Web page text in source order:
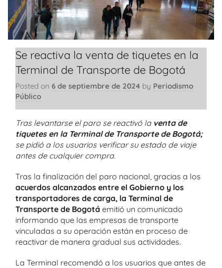
Se reactiva la venta de tiquetes en la
Terminal de Transporte de Bogotá
Posted on 6 de septiembre de 2024 by Periodismo
Público
Tras levantarse el paro se reactivó la venta de
tiquetes en la Terminal de Transporte de Bogotá;
se pidió a los usuarios verificar su estado de viaje
antes de cualquier compra.
Tras la finalización del paro nacional, gracias a los
acuerdos alcanzados entre el Gobierno y los
transportadores de carga, la Terminal de
Transporte de Bogotá emitió un comunicado
informando que las empresas de transporte
vinculadas a su operación están en proceso de
reactivar de manera gradual sus actividades.
La Terminal recomendó a los usuarios que antes de